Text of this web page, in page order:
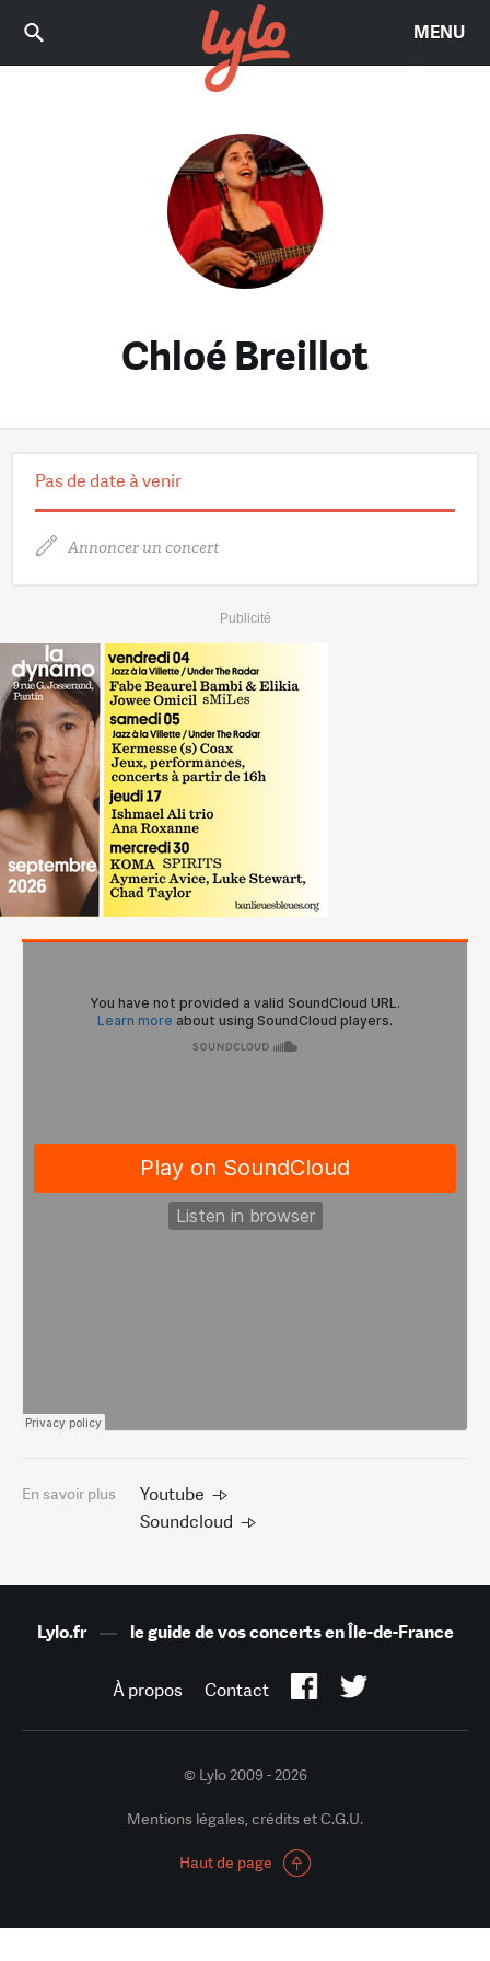
MENU
Chloé Breillot
Pas de date à venir
Annoncer un concert
Publicité
En savoir plus
Youtube
Soundcloud
Lylo.fr— le guide de vos concerts en Île-de-France
À propos Contact
© Lylo 2009 - 2026
Mentions légales, crédits et C.G.U.
Haut de page